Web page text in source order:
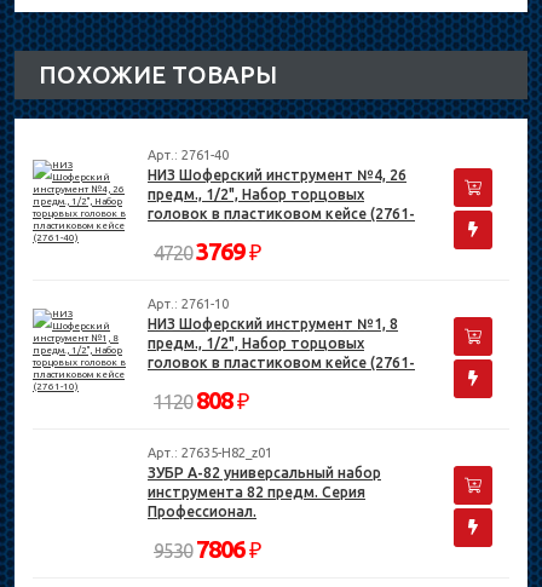
ПОХОЖИЕ ТОВАРЫ
Арт.: 2761-40
НИЗ Шоферский инструмент №4, 26
предм., 1/2", Набор торцовых
головок в пластиковом кейсе (2761-
47203769₽
Арт.: 2761-10
НИЗ Шоферский инструмент №1, 8
предм., 1/2", Набор торцовых
головок в пластиковом кейсе (2761-
1120 808₽
Арт.: 27635-H82_z01
ЗУБР А-82 универсальный набор
инструмента 82 предм. Серия
Профессионал.
9530 7806₽